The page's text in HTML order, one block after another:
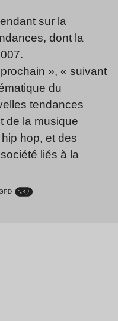
sur la
dont la
», « suivant
du
tendances
de la musique
hop, et des
liés à la